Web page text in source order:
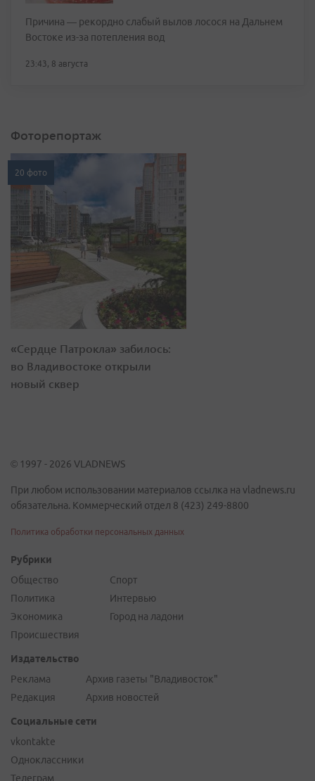
Причина — рекордно слабый вылов лосося на Дальнем
Востоке из-за потепления вод
23:43, 8 августа
Фоторепортаж
20 фото
«Сердце Патрокла» забилось:
во Владивостоке открыли
новый сквер
© 1997 - 2026 VLADNEWS
При любом использовании материалов ссылка на vladnews.ru
обязательна. Коммерческий отдел 8 (423) 249-8800
Политика обработки персональных данных
Рубрики
Общество
Политика
Экономика
Происшествия
Спорт
Интервью
Город на ладони
Издательство
Реклама
Редакция
Архив газеты "Владивосток"
Архив новостей
Социальные сети
vkontakte
Одноклассники
Телеграм